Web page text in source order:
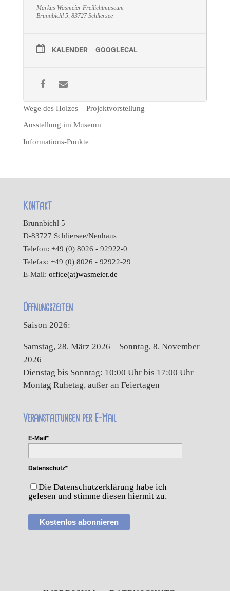
Markus Wasmeier Freilichtmuseum
Brunnbichl 5, 83727 Schliersee
KALENDER GOOGLECAL
Wege des Holzes – Projektvorstellung
Ausstellung im Museum
Informations-Punkte
Kontakt
Brunnbichl 5
D-83727 Schliersee/Neuhaus
Telefon: +49 (0) 8026 - 92922-0
Telefax: +49 (0) 8026 - 92922-29
E-Mail: office(at)wasmeier.de
Öffnungszeiten
Saison 2026:
Samstag, 28. März 2026 – Sonntag, 8. November
2026
Dienstag bis Sonntag: 10:00 Uhr bis 17:00 Uhr
Montag Ruhetag, außer an Feiertagen
Veranstaltungen per E-Mail
E-Mail*
Datenschutz*
Die Datenschutzerklärung habe ich
gelesen und stimme diesen hiermit zu.
Kostenlos abonnieren